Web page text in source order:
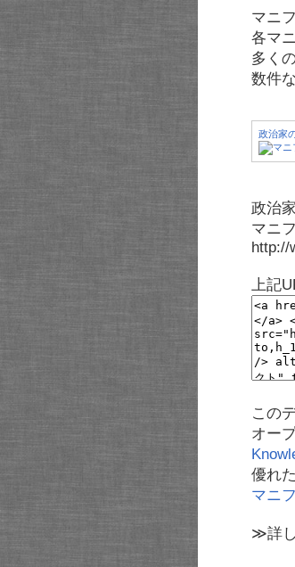
マニ
各マ
多く
数件
政治家
政治
マニ
http://
上記
この
オー
優れ
マニ
≫詳